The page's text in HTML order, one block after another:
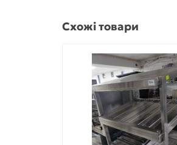
Схожі товари